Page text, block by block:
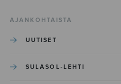
AJANKOHTAISTA
UUTISET
SULASOL-LEHTI